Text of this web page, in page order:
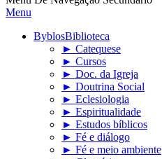
Menu
ByblosBiblioteca
► Catequese
► Cursos
► Doc. da Igreja
► Doutrina Social
► Eclesiologia
► Espiritualidade
► Estudos bíblicos
► Fé e diálogo
► Fé e meio ambiente